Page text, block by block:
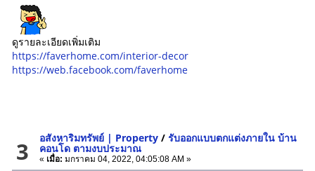
ดูรายละเอียดเพิ่มเติม
https://faverhome.com/interior-decor
https://web.facebook.com/faverhome
3 อสังหาริมทรัพย์ | Property /รับออกแบบตกแต่งภายใน บ้าน
คอนโด ตามงบประมาณ
« เมื่อ: มกราคม 04, 2022, 04:05:08 AM »